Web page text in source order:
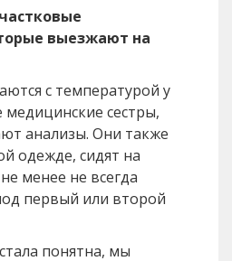
выезжают на
с температурой у
сестры,
анализы. Они также
одежде, сидят на
менее не всегда
первый или второй
понятна, мы